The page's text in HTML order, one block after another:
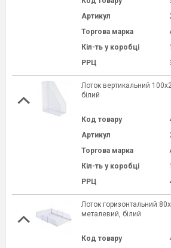
Артикул
Торгова марка
Кіл-ть у коробці
РРЦ
Лоток вертикальний
білий
Код товару
Артикул
Торгова марка
Кіл-ть у коробці
РРЦ
Лоток горизонтальний
металевий, білий
Код товару